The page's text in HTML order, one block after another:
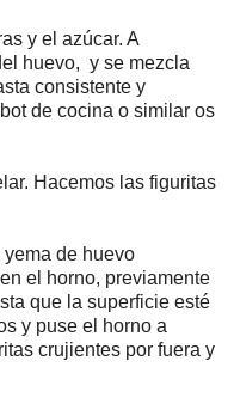
y el azúcar. A
huevo, y se mezcla
consistente y
de cocina o similar os
Hacemos las figuritas
de huevo
el horno, previamente
que la superficie esté
y puse el horno a
crujientes por fuera y